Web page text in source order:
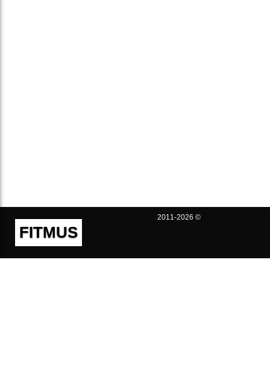
FITMUS
2011-2026 ©